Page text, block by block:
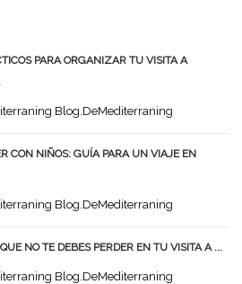
PARA ORGANIZAR TU VISITA A
Blog.DeMediterraning
CON NIÑOS: GUÍA PARA UN VIAJE EN
Blog.DeMediterraning
NO TE DEBES PERDER EN TU VISITA A ...
Blog.DeMediterraning